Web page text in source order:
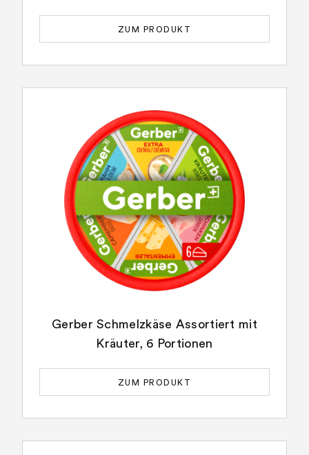
ZUM PRODUKT
Gerber Schmelzkäse Assortiert mit
Kräuter, 6 Portionen
ZUM PRODUKT